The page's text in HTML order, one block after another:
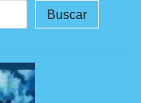
Buscar